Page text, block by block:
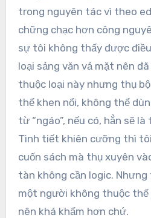
trong nguyên tác vì theo
chững chạc hơn công
sự tôi không thấy được
loại sảng văn vả mặt nên
thuộc loại này nhưng thụ
thể khen nổi, không thể
từ “ngáo”, nếu có, hẳn sẽ là
Tình tiết khiên cưỡng thì
cuốn sách mà thụ xuyên
tàn không cần logic.
một người không thuộc
nên khá khẩm hơn chứ.